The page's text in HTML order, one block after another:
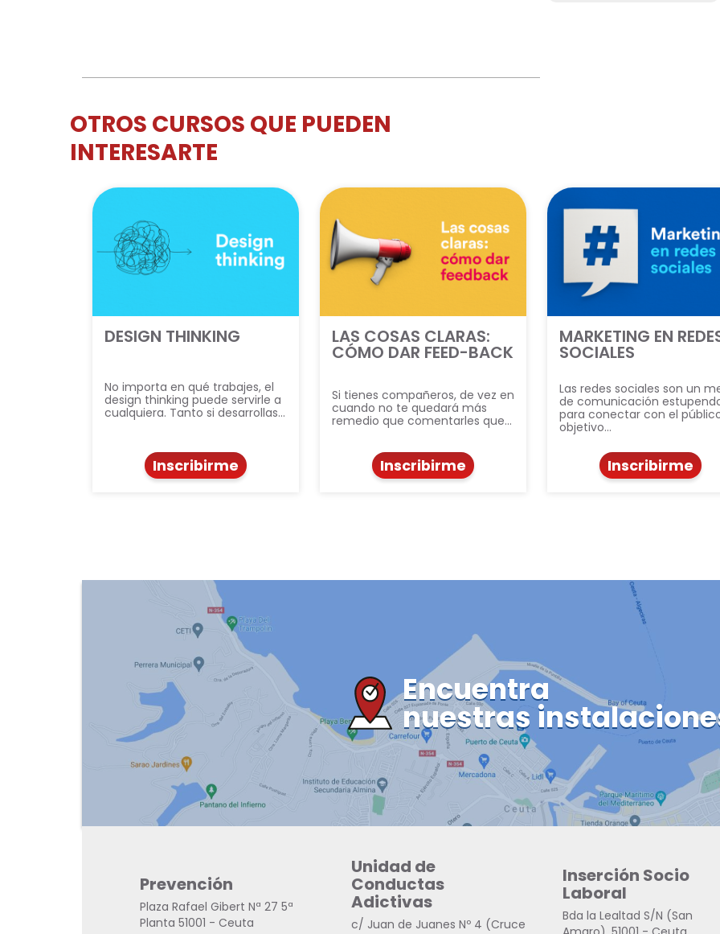
OTROS CURSOS QUE PUEDEN
INTERESARTE
DESIGN THINKING
No importa en qué trabajes, el
design thinking puede servirle a
cualquiera. Tanto si desarrollas…
Inscribirme
LAS COSAS CLARAS:
CÓMO DAR FEED-BACK
Si tienes compañeros, de vez en
cuando no te quedará más
remedio que comentarles que…
Inscribirme
MARKETING EN
SOCIALES
Las redes sociales son un
de comunicación
para conectar con el
objetivo…
Inscribirme
Encuentra
nuestras
Prevención
Plaza Rafael Gibert Nª 27 5ª
Planta 51001 - Ceuta
Unidad de
Conductas
Adictivas
c/ Juan de Juanes Nº 4 (Cruce
Inserción Socio
Laboral
Bda la Lealtad S/N (San